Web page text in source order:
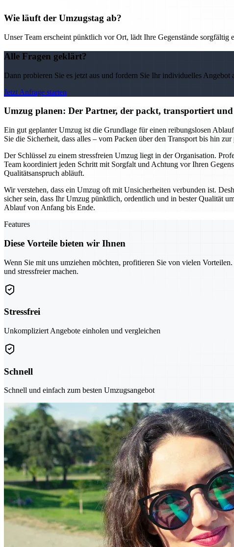
Wie läuft der Umzugstag ab?
Unser Team erscheint pünktlich vor Ort, lädt Ihre Gegenstände
Alle Fragen geklärt?
Dann probieren Sie es jetzt aus und fordern Sie Ihr individuelles Angebot
Jetzt Anfrage starten
Umzug planen: Der Partner, der packt, transportiert
Ein gut geplanter Umzug ist die Grundlage für einen reibungslosen
Sie die Sicherheit, dass alles – vom Packen über den Transport bis hin
Der Schlüssel zu einem stressfreien Umzug liegt in der Organisation.
Team koordiniert jeden Schritt mit Sorgfalt und Achtung vor Ihren
Qualitätsanspruch abläuft.
Wir verstehen, dass ein Umzug oft mit Unsicherheiten verbunden ist.
sicher sein, dass Ihr Umzug pünktlich, ordentlich und in bester Qualität
Ablauf von Anfang bis Ende.
Features
Diese Vorteile bieten wir Ihnen
Wenn Sie mit uns umziehen möchten, profitieren Sie von vielen
und stressfreier machen.
Stressfrei
Unkompliziert Angebote einholen und vergleichen
Schnell
Schnell und einfach zum besten Umzugsangebot